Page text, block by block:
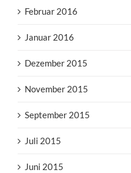
Februar 2016
Januar 2016
Dezember 2015
November 2015
September 2015
Juli 2015
Juni 2015